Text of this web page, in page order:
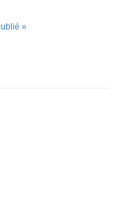
»